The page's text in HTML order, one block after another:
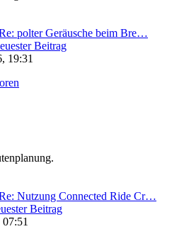
polter Geräusche beim Bre…
Beitrag
19:31
Nutzung Connected Ride Cr…
Beitrag